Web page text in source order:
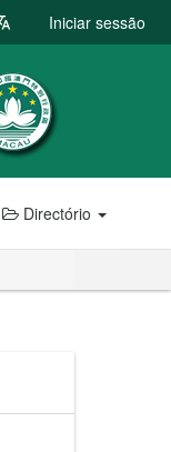
Iniciar sessão
Directório